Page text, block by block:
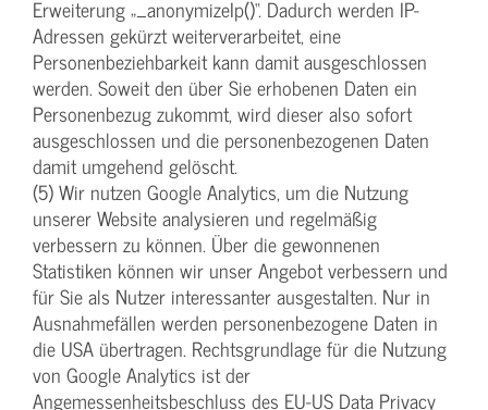
Erweiterung „_anonymizeIp()“. Dadurch werden IP-
Adressen gekürzt weiterverarbeitet, eine
Personenbeziehbarkeit kann damit ausgeschlossen
werden. Soweit den über Sie erhobenen Daten ein
Personenbezug zukommt, wird dieser also sofort
ausgeschlossen und die personenbezogenen Daten
damit umgehend gelöscht.
(5) Wir nutzen Google Analytics, um die Nutzung
unserer Website analysieren und regelmäßig
verbessern zu können. Über die gewonnenen
Statistiken können wir unser Angebot verbessern und
für Sie als Nutzer interessanter ausgestalten. Nur in
Ausnahmefällen werden personenbezogene Daten in
die USA übertragen. Rechtsgrundlage für die Nutzung
von Google Analytics ist der
Angemessenheitsbeschluss des EU-US Data Privacy